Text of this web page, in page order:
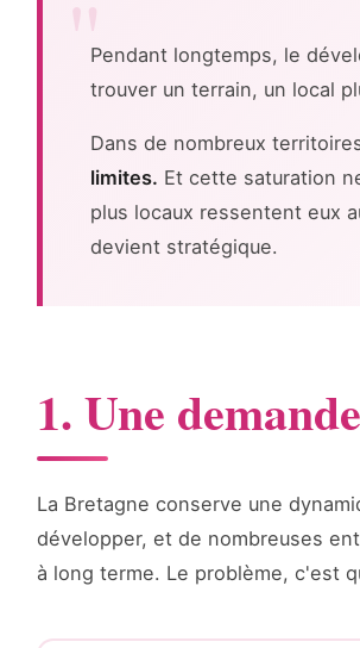
Pendant longtemps, le
trouver un terrain, un local
Dans de nombreux
limites. Et cette saturation
plus locaux ressentent eux
devient stratégique.
1. Une
La Bretagne conserve une
développer, et de nombreuses
à long terme. Le problème, c'est